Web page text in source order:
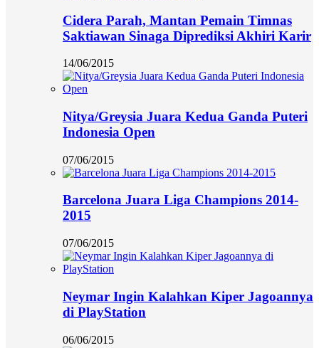
Cidera Parah, Mantan Pemain Timnas
Saktiawan Sinaga Diprediksi Akhiri Karir
14/06/2015
Nitya/Greysia Juara Kedua Ganda Puteri
Indonesia Open
07/06/2015
Barcelona Juara Liga Champions 2014-
2015
07/06/2015
Neymar Ingin Kalahkan Kiper Jagoannya
di PlayStation
06/06/2015